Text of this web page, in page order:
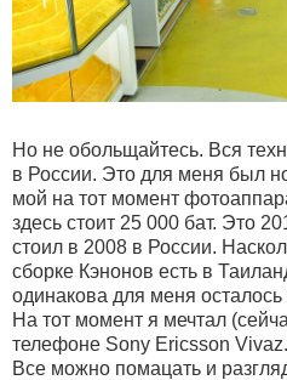
Но не обольщайтесь. Вся
в России. Это для меня был
мой на тот момент
здесь стоит 25 000 бат. Это
стоил в 2008 в России.
сборке Кэнонов есть в
одинакова для меня осталось
На тот момент я мечтал
телефоне Sony Ericsson
Все можно помацать и